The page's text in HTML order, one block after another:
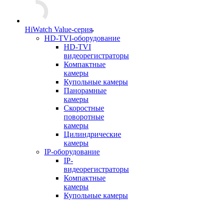
HiWatch Value-серия
HD-TVI-оборудование
HD-TVI
видеорегистраторы
Компактные
камеры
Купольные камеры
Панорамные
камеры
Скоростные
поворотные
камеры
Цилиндрические
камеры
IP-оборудование
IP-
видеорегистраторы
Компактные
камеры
Купольные камеры